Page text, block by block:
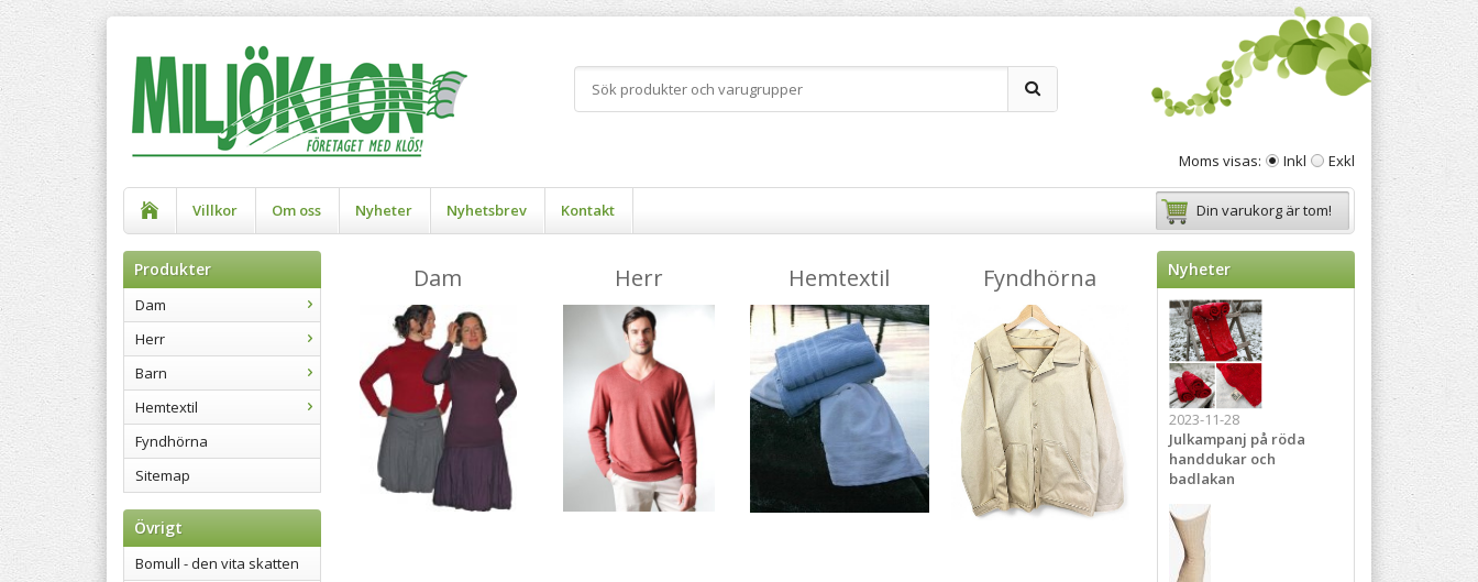
Moms visas: Inkl Exkl
Villkor Om oss Nyheter Nyhetsbrev Kontakt Din varukorg är tom!
Produkter
Dam
Herr
Barn
Hemtextil
Fyndhörna
Sitemap
Övrigt
Bomull - den vita skatten
Nyheter
2023-11-28
Julkampanj på röda
handdukar och
badlakan
Dam Herr Hemtextil Fyndhörna